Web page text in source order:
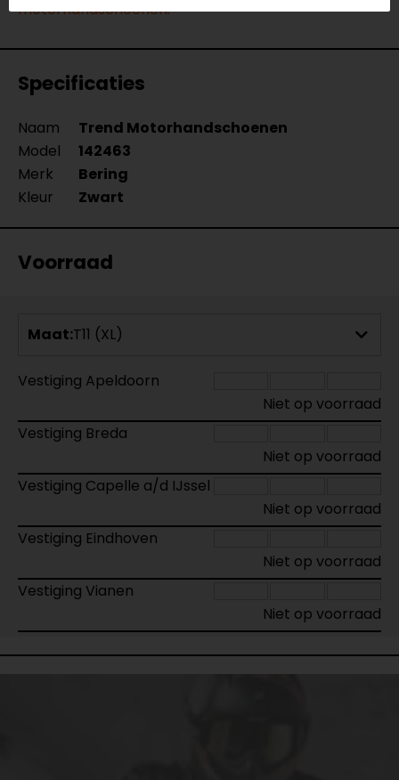
motorhandschoenen.
Specificaties
Naam
Trend Motorhandschoenen
Model
142463
Merk
Bering
Kleur
Zwart
Voorraad
Maat:T11 (XL)
Vestiging Apeldoorn
Niet op voorraad
Vestiging Breda
Niet op voorraad
Vestiging Capelle a/d IJssel
Niet op voorraad
Vestiging Eindhoven
Niet op voorraad
Vestiging Vianen
Niet op voorraad